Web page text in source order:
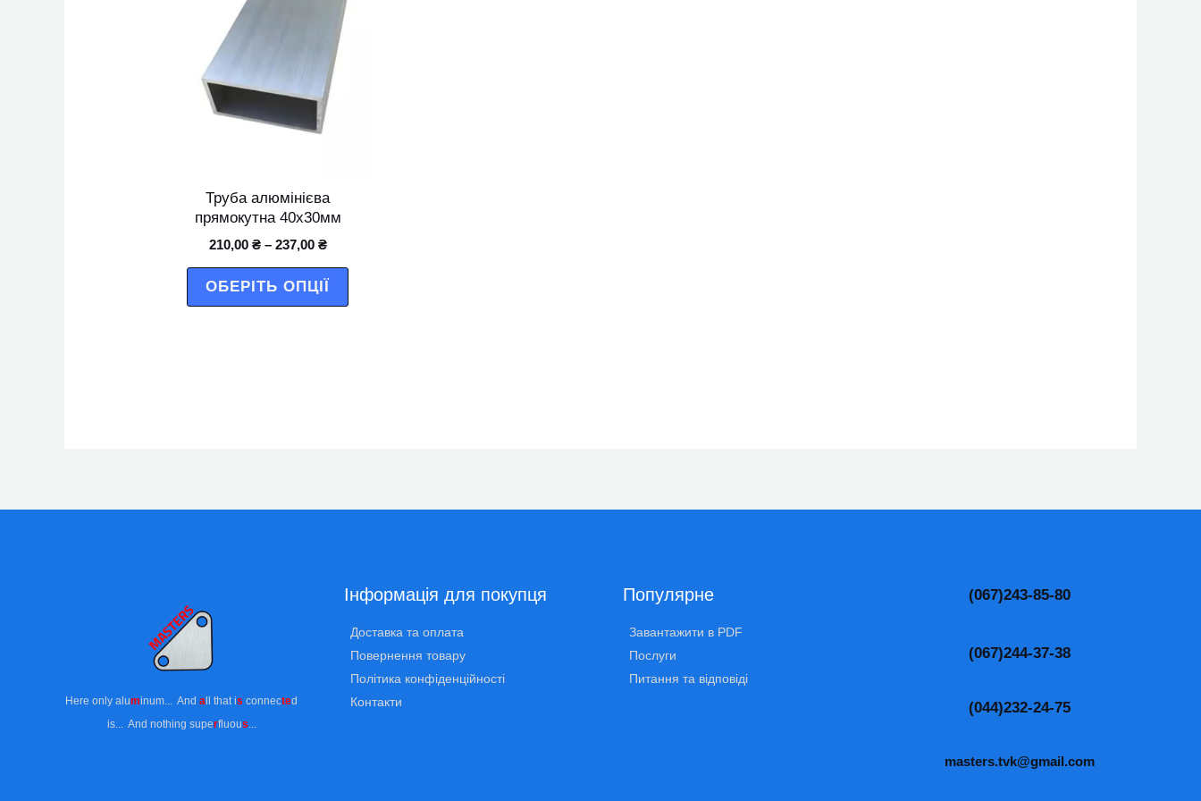
Труба алюмінієва
прямокутна 40х30мм
210,00 ₴– 237,00 ₴
ОБЕРІТЬ ОПЦІЇ
Here only aluminum... Andall that is connected
is... And nothing superfluous
Інформація для покупця
Доставка та оплата
Повернення товару
Політика конфіденційності
Контакти
Популярне
Завантажити в PDF
Послуги
Питання та відповіді
(067)243-85-80
(067)244-37-38
(044)232-24-75
masters.tvk@gmail.com